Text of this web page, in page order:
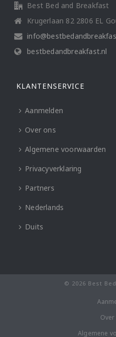
Best Bed and Breakfast
Krugerlaan 82 2806 EL
bestbedandbreakfast.nl
KLANTENSERVICE
Aanmelden
Over ons
Algemene voorwaarden
Privacyverklaring
Partners
Nederlands
Duits
© 2026 Best
Algemene